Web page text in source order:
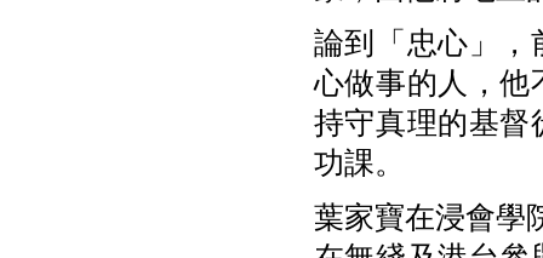
論到「忠心」，
心做事的人，他
持守真理的基督
功課。
葉家寶在浸會學